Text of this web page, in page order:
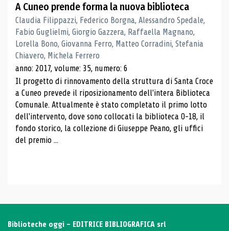
A Cuneo prende forma la nuova biblioteca
Claudia Filippazzi, Federico Borgna, Alessandro Spedale,
Fabio Guglielmi, Giorgio Gazzera, Raffaella Magnano,
Lorella Bono, Giovanna Ferro, Matteo Corradini, Stefania
Chiavero, Michela Ferrero
anno: 2017, volume: 35, numero: 6
Il progetto di rinnovamento della struttura di Santa Croce
a Cuneo prevede il riposizionamento dell'intera Biblioteca
Comunale. Attualmente è stato completato il primo lotto
dell'intervento, dove sono collocati la biblioteca 0-18, il
fondo storico, la collezione di Giuseppe Peano, gli uffici
del premio ...
Biblioteche oggi - EDITRICE BIBLIOGRAFICA srl